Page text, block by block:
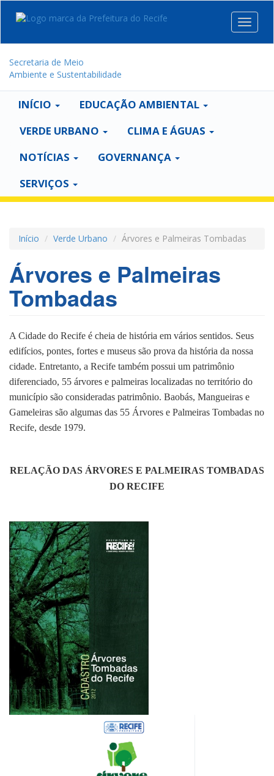
Toggle
Secretaria de Meio
Ambiente e Sustentabilidade
INÍCIO
EDUCAÇÃO AMBIENTAL
VERDE URBANO
CLIMA E ÁGUAS
NOTÍCIAS
GOVERNANÇA
SERVIÇOS
Início Verde Urbano Árvores e Palmeiras Tombadas
Árvores e Palmeiras
Tombadas
A Cidade do Recife é cheia de história em vários sentidos. Seus
edifícios, pontes, fortes e museus são prova da história da nossa
cidade. Entretanto, a Recife também possui um patrimônio
diferenciado, 55 árvores e palmeiras localizadas no território do
município são consideradas patrimônio. Baobás, Mangueiras e
Gameleiras são algumas das 55 Árvores e Palmeiras Tombadas no
Recife, desde 1979.
RELAÇÃO DAS ÁRVORES E PALMEIRAS TOMBADAS
DO RECIFE